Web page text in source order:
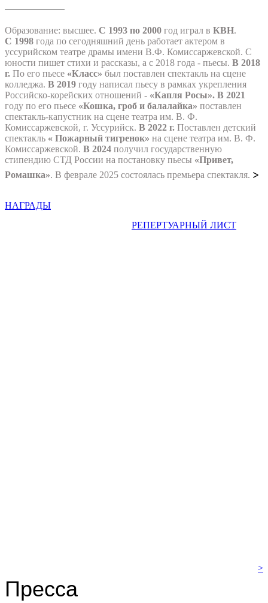
Образование: высшее. C 1993 по 2000 год играл в КВН.
С 1998 года по сегодняшний день работает актером в
уссурийском театре драмы имени В.Ф. Комиссаржевской. С
юности пишет стихи и рассказы, а с 2018 года - пьесы. В 2018
г. По его пьесе «Класс» был поставлен спектакль на сцене
колледжа. В 2019 году написал пьесу в рамках укрепления
Российско-корейских отношений - «Капля Росы». В 2021
году по его пьесе «Кошка, гроб и балалайка» поставлен
спектакль-капустник на сцене театра им. В. Ф.
Комиссаржевской, г. Уссурийск. В 2022 г. Поставлен детский
спектакль « Пожарный тигренок» на сцене театра им. В. Ф.
Комиссаржевской. В 2024 получил государственную
стипендию СТД России на постановку пьесы «Привет,
Ромашка». В феврале 2025 состоялась премьера спектакля. >
НАГРАДЫ
РЕПЕРТУАРНЫЙ ЛИСТ
>
Пресса